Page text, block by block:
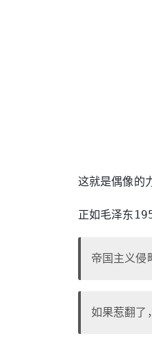
这就是偶像的
正如毛泽东
帝国主义侵
如果惹翻了